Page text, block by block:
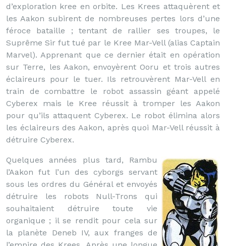
d’exploration kree en orbite. Les Krees attaquèrent et
les Aakon subirent de nombreuses pertes lors d’une
féroce bataille ; tentant de rallier ses troupes, le
Suprême Sir fut tué par le Kree Mar-Vell (alias Captain
Marvel). Apprenant que ce dernier était en opération
sur Terre, les Aakon, envoyèrent Ooru et trois autres
éclaireurs pour le tuer. Ils retrouvèrent Mar-Vell en
train de combattre le robot assassin géant appelé
Cyberex mais le Kree réussit à tromper les Aakon
pour qu’ils attaquent Cyberex. Le robot élimina alors
les éclaireurs des Aakon, après quoi Mar-Vell réussit à
détruire Cyberex.
Quelques années plus tard, Rambu
l’Aakon fut l’un des cyborgs servant
sous les ordres du Général et envoyés
détruire les robots Null-Trons qui
souhaitaient détruire toute vie
organique ; il se rendit pour cela sur
la planète Deneb IV, aux franges de